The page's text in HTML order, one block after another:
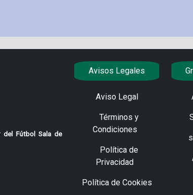
del Fútbol Sala de
Avisos Legales
Aviso Legal
Términos y
Condiciones
Política de
Privacidad
Política de Cookies